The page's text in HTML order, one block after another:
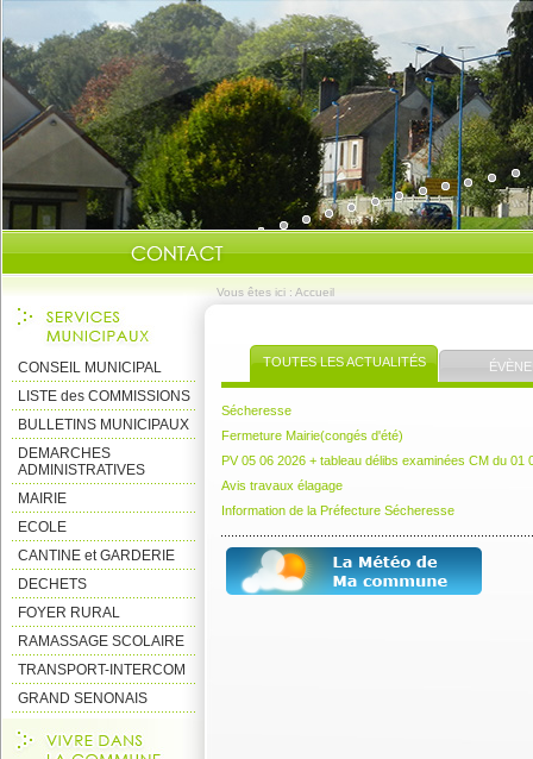
Vous êtes ici : Accueil
CONSEIL MUNICIPAL
LISTE des COMMISSIONS
BULLETINS MUNICIPAUX
DEMARCHES
ADMINISTRATIVES
MAIRIE
ECOLE
CANTINE et GARDERIE
DECHETS
FOYER RURAL
RAMASSAGE SCOLAIRE
TRANSPORT-INTERCOM
GRAND SENONAIS
TOUTES LES ACTUALITÉS
Sécheresse
Fermeture Mairie(congés d'été)
PV 05 06 2026 + tableau délibs examinées CM du 01
Avis travaux élagage
Information de la Préfecture Sécheresse